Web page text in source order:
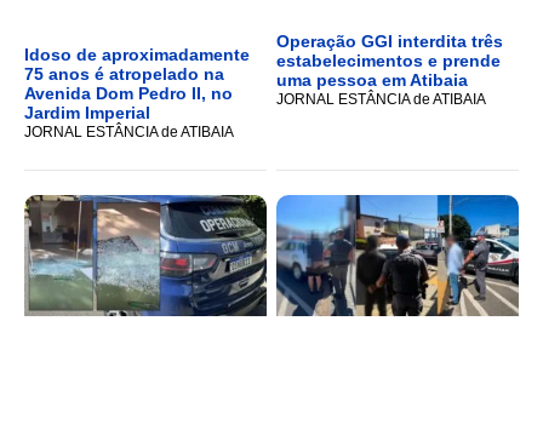
Idoso de aproximadamente
75 anos é atropelado na
Avenida Dom Pedro II, no
Jardim Imperial
JORNAL ESTÂNCIA de ATIBAIA
Operação GGI interdita três
estabelecimentos e prende
uma pessoa em Atibaia
JORNAL ESTÂNCIA de ATIBAIA